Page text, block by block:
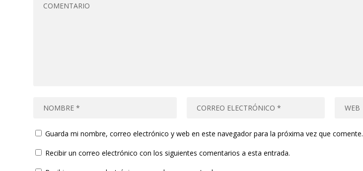
Guarda mi nombre, correo electrónico y web en este navegador para la próxima vez que comente.
Recibir un correo electrónico con los siguientes comentarios a esta entrada.